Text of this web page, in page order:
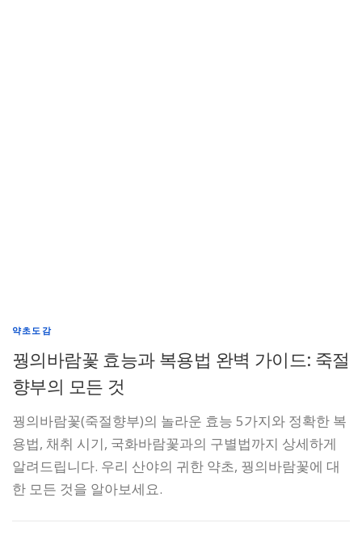
약초도감
꿩의바람꽃 효능과 복용법 완벽 가이드: 죽절
향부의 모든 것
꿩의바람꽃(죽절향부)의 놀라운 효능 5가지와 정확한 복
용법, 채취 시기, 국화바람꽃과의 구별법까지 상세하게
알려드립니다. 우리 산야의 귀한 약초, 꿩의바람꽃에 대
한 모든 것을 알아보세요.